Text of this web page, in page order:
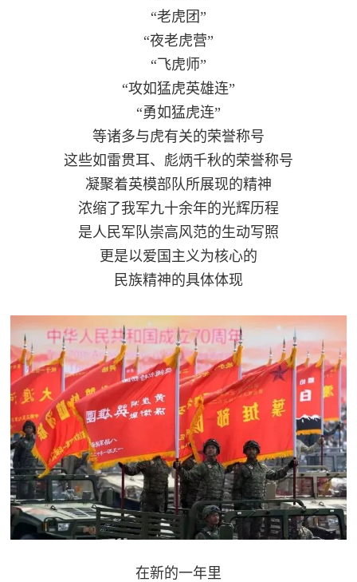
“老虎团”
“夜老虎营”
“飞虎师”
“攻如猛虎英雄连”
“勇如猛虎连”
等诸多与虎有关的荣誉称号
这些如雷贯耳、彪炳千秋的荣誉称号
凝聚着英模部队所展现的精神
浓缩了我军九十余年的光辉历程
是人民军队崇高风范的生动写照
更是以爱国主义为核心的
民族精神的具体体现
在新的一年里